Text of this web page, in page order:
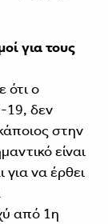
για τους
ότι ο
19, δεν
στην
είναι
για να έρθει
από 1η